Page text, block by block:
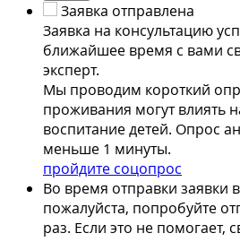
Заявка отправлена
Заявка на консультацию
ближайшее время с вами
эксперт.
Мы проводим короткий
проживания могут влиять
воспитание детей. Опрос
меньше 1 минуты.
пройдите соцопрос
Во время отправки заявки
пожалуйста, попробуйте
раз. Если это не помогает,